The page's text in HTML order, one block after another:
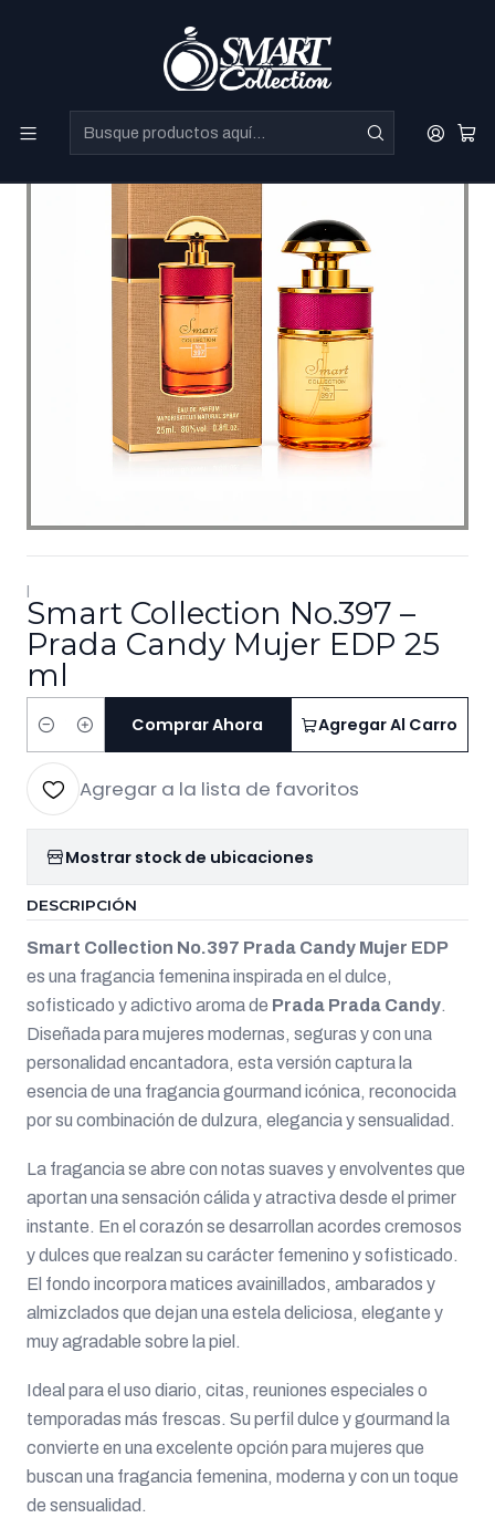
|
Smart Collection No.397 –
Prada Candy Mujer EDP 25
ml
Cantidad
Agregar Al Carro
Comprar Ahora
Agregar a la lista de favoritos
Mostrar stock de ubicaciones
DESCRIPCIÓN
Smart Collection No.397 Prada Candy Mujer EDP
es una fragancia femenina inspirada en el dulce,
sofisticado y adictivo aroma de Prada Prada Candy.
Diseñada para mujeres modernas, seguras y con una
personalidad encantadora, esta versión captura la
esencia de una fragancia gourmand icónica, reconocida
por su combinación de dulzura, elegancia y sensualidad.
La fragancia se abre con notas suaves y envolventes que
aportan una sensación cálida y atractiva desde el primer
instante. En el corazón se desarrollan acordes cremosos
y dulces que realzan su carácter femenino y sofisticado.
El fondo incorpora matices avainillados, ambarados y
almizclados que dejan una estela deliciosa, elegante y
muy agradable sobre la piel.
Ideal para el uso diario, citas, reuniones especiales o
temporadas más frescas. Su perfil dulce y gourmand la
convierte en una excelente opción para mujeres que
buscan una fragancia femenina, moderna y con un toque
de sensualidad.